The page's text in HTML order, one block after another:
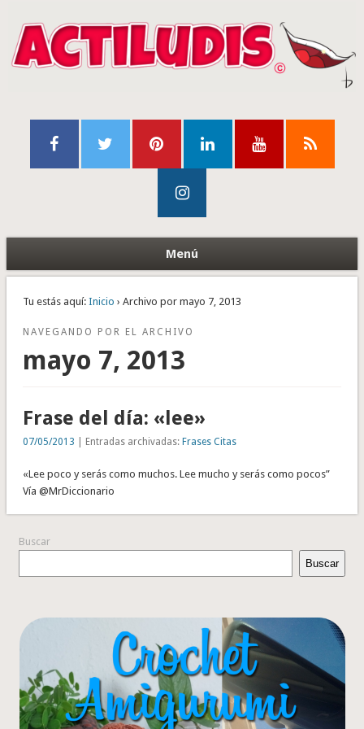
Menú
Tu estás aquí: Inicio › Archivo por mayo 7, 2013
NAVEGANDO POR EL ARCHIVO
mayo 7, 2013
Frase del día: «lee»
07/05/2013 | Entradas archivadas: Frases Citas
«Lee poco y serás como muchos. Lee mucho y serás como pocos”
Vía @MrDiccionario
Buscar
Buscar